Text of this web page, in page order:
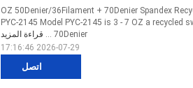
اتصل
3 - 7 OZ 50Denier/36Filament + 70Denier Spandex
PYC-2145 Model PYC-2145 is 3 - 7 OZ a
70Denier ...
قراءة المزيد
2026-07-29 17:16:46